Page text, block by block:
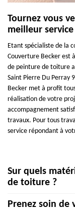
Tournez vous
meilleur
Etant spécialiste de la
Couverture Becker est
de peinture de toiture
Saint Pierre Du Perray
Becker met à profit
réalisation de votre
accompagnement
travaux. Pour tous
service répondant à
Sur quels
de toiture ?
Les peintures de
Prenez soin de